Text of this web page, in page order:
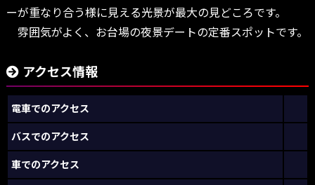
ーが重なり合う様に見える光景が最大の見どころです。
雰囲気がよく、お台場の夜景デートの定番スポットです。
アクセス情報
電車でのアクセス
バスでのアクセス
車でのアクセス